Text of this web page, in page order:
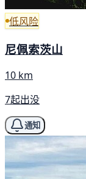
低风险
尼佩索茨山
10 km
7起出没
通知